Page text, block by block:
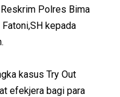
Polres Bima
Fatoni,SH kepada
kasus Try Out
efekjera bagi para